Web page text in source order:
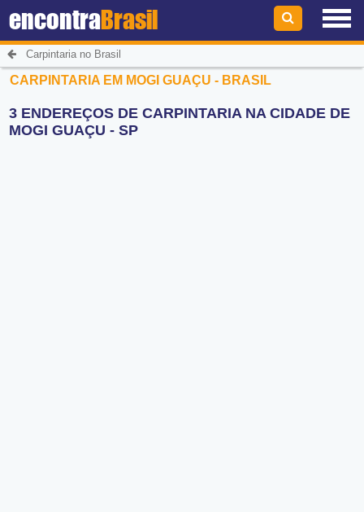
encontraBrasil
Carpintaria no Brasil
CARPINTARIA EM MOGI GUAÇU - BRASIL
3 ENDEREÇOS DE CARPINTARIA NA CIDADE DE
MOGI GUAÇU - SP